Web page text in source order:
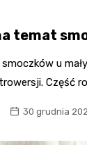
temat
u
Część
30 grudnia